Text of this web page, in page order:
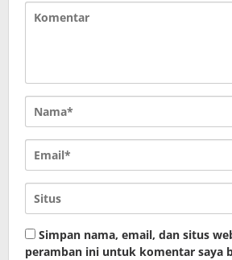
Simpan nama, email, dan situs
peramban ini untuk komentar saya